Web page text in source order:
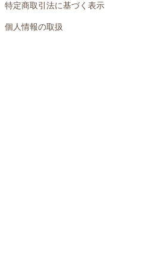
特定商取引法に基づく表示
個人情報の取扱